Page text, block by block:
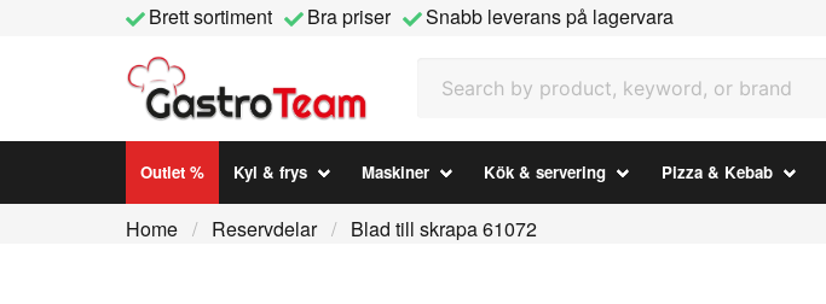
Brett sortiment Bra priser
Snabb leverans på lagervara
Outlet % Kyl & frys Maskiner Kök & servering Pizza & Kebab
Home Reservdelar Blad till skrapa 61072